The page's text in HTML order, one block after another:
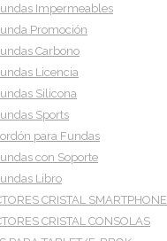
Impermeables
Promoción
Carbono
Licencia
Silicona
Sports
para Fundas
con Soporte
Libro
CRISTAL SMARTPHONE
CRISTAL CONSOLAS